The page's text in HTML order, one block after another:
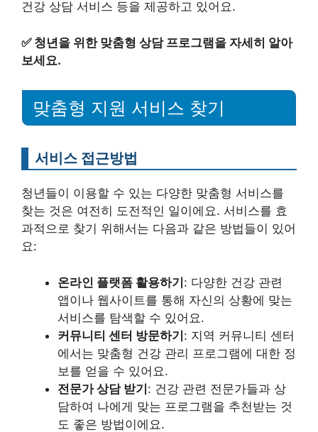
건강 상담 서비스 등을 제공하고 있어요.
✅ 청년을 위한 맞춤형 상담 프로그램을 자세히 알아
보세요.
맞춤형 지원 서비스 찾기
서비스 접근방법
청년들이 이용할 수 있는 다양한 맞춤형 서비스를
찾는 것은 여전히 도전적인 일이에요. 서비스를 효
과적으로 찾기 위해서는 다음과 같은 방법들이 있어
요:
온라인 플랫폼 활용하기: 다양한 건강 관련
앱이나 웹사이트를 통해 자신의 상황에 맞는
서비스를 탐색할 수 있어요.
커뮤니티 센터 방문하기: 지역 커뮤니티 센터
에서는 맞춤형 건강 관리 프로그램에 대한 정
보를 얻을 수 있어요.
전문가 상담 받기: 건강 관련 전문가들과 상
담하여 나에게 맞는 프로그램을 추천받는 것
도 좋은 방법이에요.